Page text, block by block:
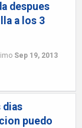
despues
a los 3
Sep 19, 2013
dias
puedo